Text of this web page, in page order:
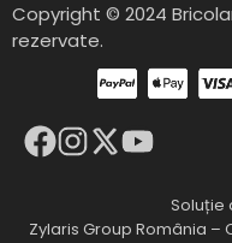
Copyright © 2024
rezervate.
Soluție
Zylaris Group România –